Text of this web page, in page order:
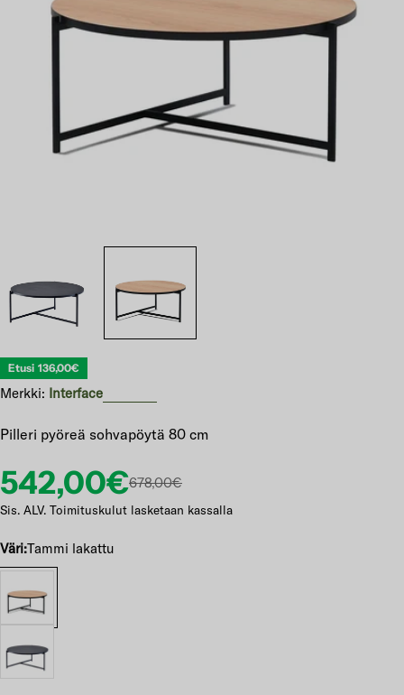
1 modaali-ikkunassa
Etusi 136,00€
Merkki: Interface
Pilleri pyöreä sohvapöytä 80 cm
Etuhinta
542,00€
Normaalihinta
678,00€
Sis. ALV. Toimituskulut lasketaan kassalla
Väri:Tammi lakattu